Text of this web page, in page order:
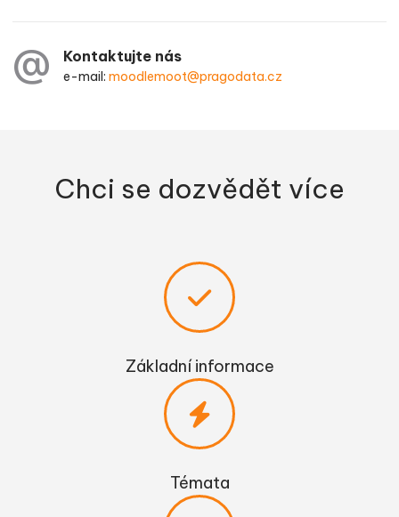
Kontaktujte nás
e-mail:moodlemoot@pragodata.cz
Chci se dozvědět více
Základní informace
Témata